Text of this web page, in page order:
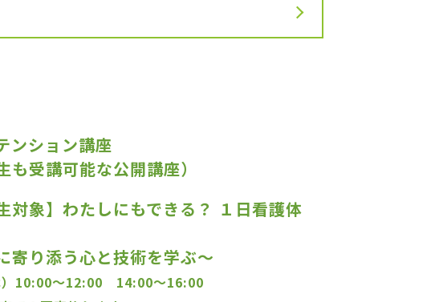
ンション講座
も受講可能な公開講座）
対象】わたしにもできる？ １日看護体
寄り添う心と技術を学ぶ～
10:00～12:00 14:00～16:00